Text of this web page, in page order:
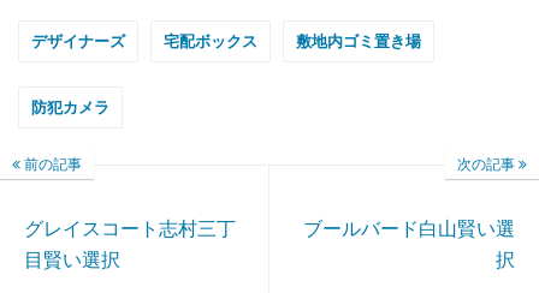
デザイナーズ 宅配ボックス 敷地内ゴミ置き場
防犯カメラ
前の記事
グレイスコート志村三丁
目賢い選択
次の記事
ブールバード白山賢い選
択